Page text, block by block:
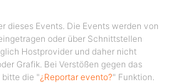
empfehlen wir euch frühzeitig
reservieren unter:
0176 / 240 97 626
dieses Events. Die Events werden von
oder über Schnittstellen
Hostprovider und daher nicht
Grafik. Bei Verstößen gegen das
die "¿Reportar evento?" Funktion.